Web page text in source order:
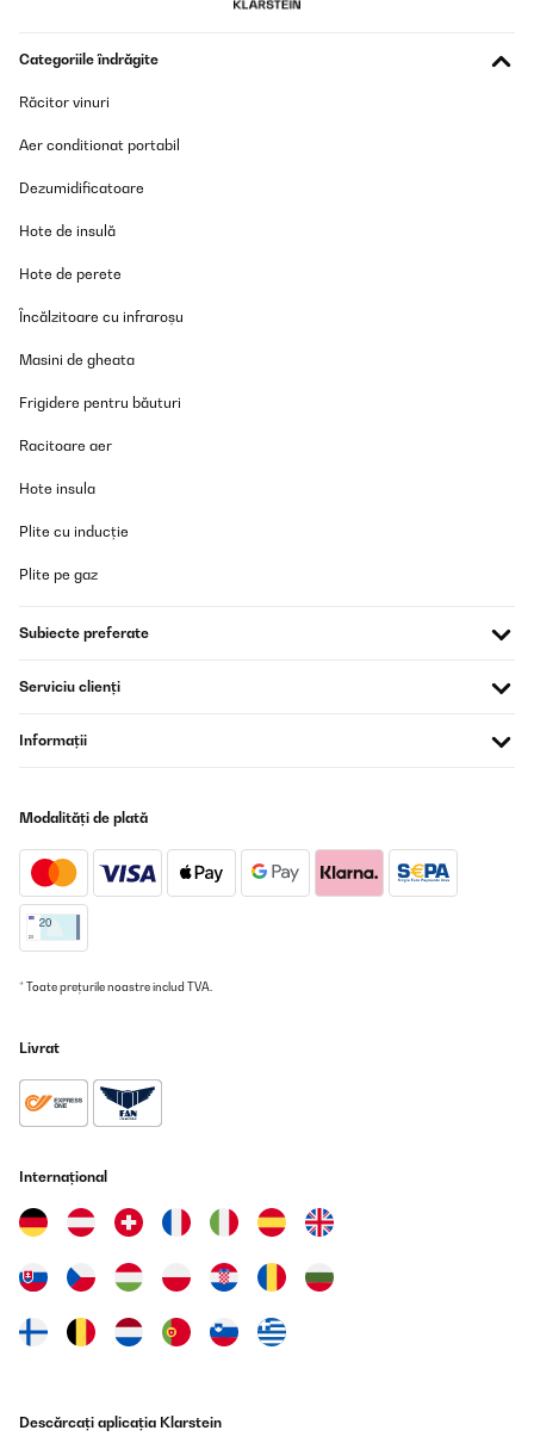
ist unsere zweite, nachdem eine verloren gegangen ist, die alte
Traducere
Die Flasche ist super für Kinder: absolut auslaufsicher, leicht zu
hochwertig aus - mein Neffe nutzt Sie täglich gern. Klare
Traducere
Artikel wie beschrieben alles prima.Schnelle Lieferung.Nur leider
schwer zu entfernen. Das ist nicht so schön, insbesondere wenn
Amazon-Benutzer
damit um zu gehen Qualität ist top. Richtig verschlossen ist Sie
Handhabung und sehr gute Qualität haben überzeugt.
Amazon-Benutzer
Traducere
für unsere 7-jährige Tochter, sowohl zuhause als auch in der
Schule. Die Flasche liegt gut in kleinen Kinderhänden, lässt sich
leicht öffnen und schließen und unsere Tochter kommt damit sehr
Flasche einmal in der Tasche verrutscht. Die Reinigung ist
auseinandernehmen und problemlos in der Spülmaschine
reinigen.Das Material wirkt robust und langlebig. Auch wenn die
Der Trinkaufsatz ist hygienisch abgedeckt und für Kinder einfach
zu benutzen.Ein kleiner Hinweis: Sehr dickflüssige Getränke wie
keine Einschränkungen.Fazit:Eine durchdachte, robuste
Trinkflasche, die sich gut für Kinder eignet. Sie ist leicht,
Categoriile îndrăgite
Răcitor vinuri
Aer conditionat portabil
Dezumidificatoare
Hote de insulă
Hote de perete
Încălzitoare cu infraroșu
Masini de gheata
Frigidere pentru băuturi
Racitoare aer
Hote insula
Plite cu inducție
Plite pe gaz
Subiecte preferate
Serviciu clienți
Informații
Modalități de plată
* Toate prețurile noastre includ TVA.
Livrat
Internațional
Descărcați aplicația Klarstein